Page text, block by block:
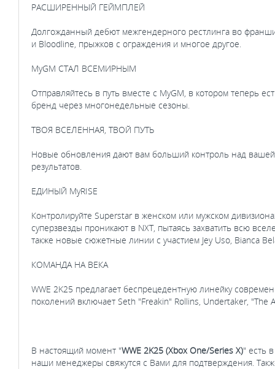
РАСШИРЕННЫЙ ГЕЙМПЛЕЙ
Долгожданный дебют межгендерного рестлинга во
и Bloodline, прыжков с ограждения и многое другое.
MyGM СТАЛ ВСЕМИРНЫМ
Отправляйтесь в путь вместе с MyGM, в котором теперь
бренд через многонедельные сезоны.
ТВОЯ ВСЕЛЕННАЯ, ТВОЙ ПУТЬ
Новые обновления дают вам больший контроль над
результатов.
ЕДИНЫЙ MyRISE
Контролируйте Superstar в женском или мужском
суперзвезды проникают в NXT, пытаясь захватить всю
также новые сюжетные линии с участием Jey Uso, Bianca
КОМАНДА НА ВЕКА
WWE 2K25 предлагает беспрецедентную линейку
поколений включает Seth "Freakin" Rollins, Undertaker, "The
В настоящий момент "WWE 2K25 (Xbox One/Series X)" есть
наши менеджеры свяжутся с Вами для подтверждения.